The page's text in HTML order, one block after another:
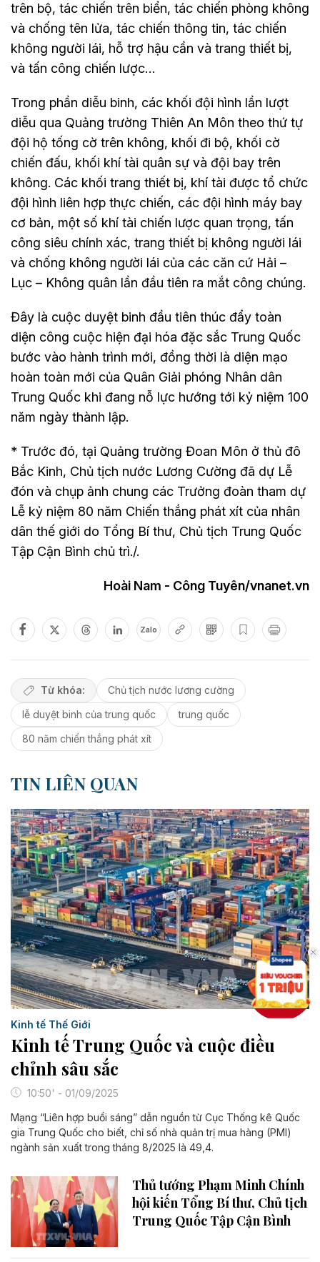
trên bộ, tác chiến trên biển, tác chiến phòng không
và chống tên lửa, tác chiến thông tin, tác chiến
không người lái, hỗ trợ hậu cần và trang thiết bị,
và tấn công chiến lược…
Trong phần diễu binh, các khối đội hình lần lượt
diễu qua Quảng trường Thiên An Môn theo thứ tự
đội hộ tống cờ trên không, khối đi bộ, khối cờ
chiến đấu, khối khí tài quân sự và đội bay trên
không. Các khối trang thiết bị, khí tài được tổ chức
đội hình liên hợp thực chiến, các đội hình máy bay
cơ bản, một số khí tài chiến lược quan trọng, tấn
công siêu chính xác, trang thiết bị không người lái
và chống không người lái của các căn cứ Hải –
Lục – Không quân lần đầu tiên ra mắt công chúng.
Đây là cuộc duyệt binh đầu tiên thúc đẩy toàn
diện công cuộc hiện đại hóa đặc sắc Trung Quốc
bước vào hành trình mới, đồng thời là diện mạo
hoàn toàn mới của Quân Giải phóng Nhân dân
Trung Quốc khi đang nỗ lực hướng tới kỷ niệm 100
năm ngày thành lập.
* Trước đó, tại Quảng trường Đoan Môn ở thủ đô
Bắc Kinh, Chủ tịch nước Lương Cường đã dự Lễ
đón và chụp ảnh chung các Trưởng đoàn tham dự
Lễ kỷ niệm 80 năm Chiến thắng phát xít của nhân
dân thế giới do Tổng Bí thư, Chủ tịch Trung Quốc
Tập Cận Bình chủ trì./.
Hoài Nam - Công Tuyên/vnanet.vn
Zalo
Từ khóa:
Chủ tịch nước lương cường
lễ duyệt binh của trung quốc
trung quốc
80 năm chiến thắng phát xít
TIN LIÊN QUAN
Kinh tế Thế Giới
Kinh tế Trung Quốc và cuộc điều
chỉnh sâu sắc
10:50' - 01/09/2025
Mạng “Liên hợp buổi sáng” dẫn nguồn từ Cục Thống kê Quốc
gia Trung Quốc cho biết, chỉ số nhà quản trị mua hàng (PMI)
ngành sản xuất trong tháng 8/2025 là 49,4.
Thủ tướng Phạm Minh Chính
hội kiến Tổng Bí thư, Chủ tịch
Trung Quốc Tập Cận Bình